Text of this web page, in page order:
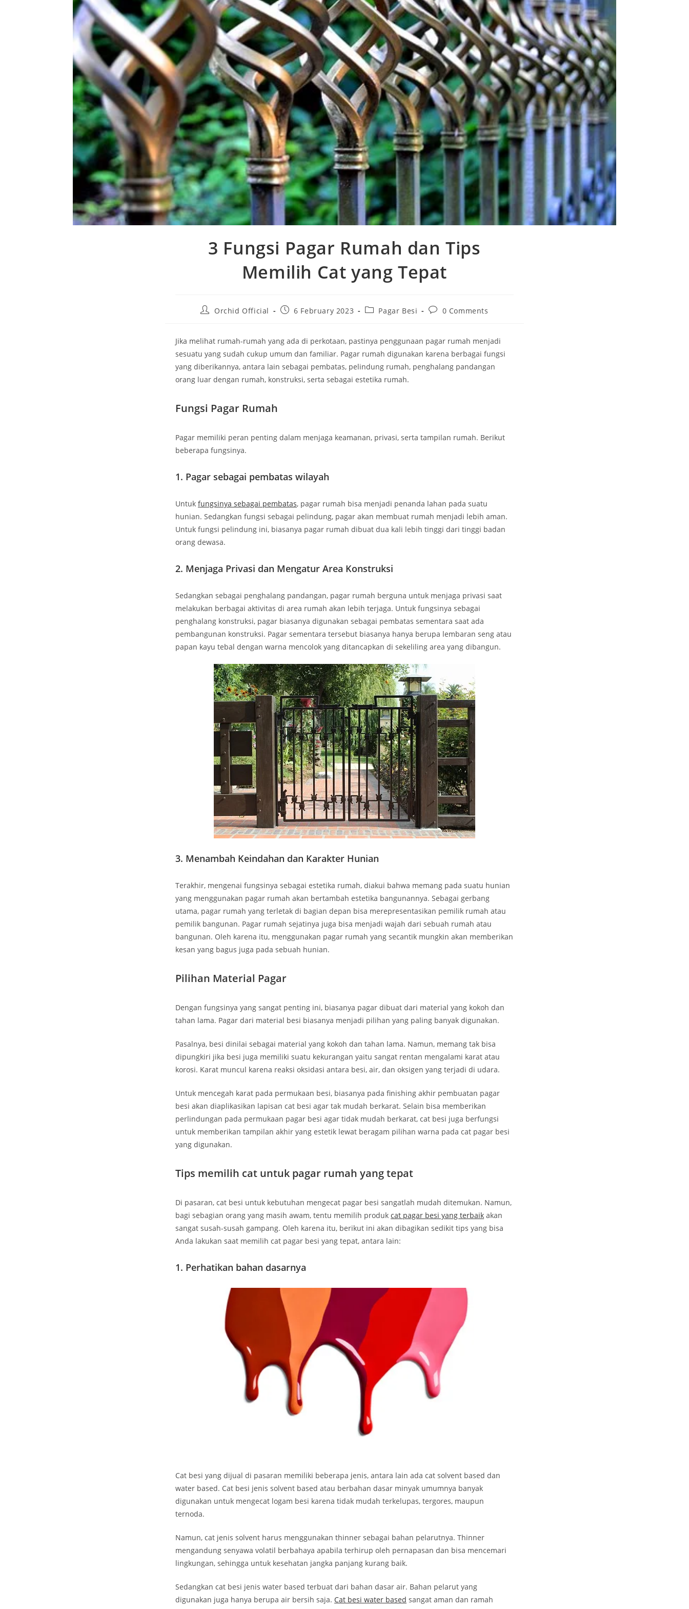
3 Fungsi Pagar Rumah dan Tips
Memilih Cat yang Tepat
PostOrchid Official
Post6 February 2023
PostPagar Besi
Post0 Comments
Jika melihat rumah-rumah yang ada di perkotaan, pastinya penggunaan pagar rumah menjadi
sesuatu yang sudah cukup umum dan familiar. Pagar rumah digunakan karena berbagai fungsi
yang diberikannya, antara lain sebagai pembatas, pelindung rumah, penghalang pandangan
orang luar dengan rumah, konstruksi, serta sebagai estetika rumah.
Fungsi Pagar Rumah
Pagar memiliki peran penting dalam menjaga keamanan, privasi, serta tampilan rumah. Berikut
beberapa fungsinya.
1. Pagar sebagai pembatas wilayah
Untuk fungsinya sebagai pembatas, pagar rumah bisa menjadi penanda lahan pada suatu
hunian. Sedangkan fungsi sebagai pelindung, pagar akan membuat rumah menjadi lebih aman.
Untuk fungsi pelindung ini, biasanya pagar rumah dibuat dua kali lebih tinggi dari tinggi badan
orang dewasa.
2. Menjaga Privasi dan Mengatur Area Konstruksi
Sedangkan sebagai penghalang pandangan, pagar rumah berguna untuk menjaga privasi saat
melakukan berbagai aktivitas di area rumah akan lebih terjaga. Untuk fungsinya sebagai
penghalang konstruksi, pagar biasanya digunakan sebagai pembatas sementara saat ada
pembangunan konstruksi. Pagar sementara tersebut biasanya hanya berupa lembaran seng atau
papan kayu tebal dengan warna mencolok yang ditancapkan di sekeliling area yang dibangun.
3. Menambah Keindahan dan Karakter Hunian
Terakhir, mengenai fungsinya sebagai estetika rumah, diakui bahwa memang pada suatu hunian
yang menggunakan pagar rumah akan bertambah estetika bangunannya. Sebagai gerbang
utama, pagar rumah yang terletak di bagian depan bisa merepresentasikan pemilik rumah atau
pemilik bangunan. Pagar rumah sejatinya juga bisa menjadi wajah dari sebuah rumah atau
bangunan. Oleh karena itu, menggunakan pagar rumah yang secantik mungkin akan memberikan
kesan yang bagus juga pada sebuah hunian.
Pilihan Material Pagar
Dengan fungsinya yang sangat penting ini, biasanya pagar dibuat dari material yang kokoh dan
tahan lama. Pagar dari material besi biasanya menjadi pilihan yang paling banyak digunakan.
Pasalnya, besi dinilai sebagai material yang kokoh dan tahan lama. Namun, memang tak bisa
dipungkiri jika besi juga memiliki suatu kekurangan yaitu sangat rentan mengalami karat atau
korosi. Karat muncul karena reaksi oksidasi antara besi, air, dan oksigen yang terjadi di udara.
Untuk mencegah karat pada permukaan besi, biasanya pada finishing akhir pembuatan pagar
besi akan diaplikasikan lapisan cat besi agar tak mudah berkarat. Selain bisa memberikan
perlindungan pada permukaan pagar besi agar tidak mudah berkarat, cat besi juga berfungsi
untuk memberikan tampilan akhir yang estetik lewat beragam pilihan warna pada cat pagar besi
yang digunakan.
Tips memilih cat untuk pagar rumah yang tepat
Di pasaran, cat besi untuk kebutuhan mengecat pagar besi sangatlah mudah ditemukan. Namun,
bagi sebagian orang yang masih awam, tentu memilih produk cat pagar besi yang terbaik akan
sangat susah-susah gampang. Oleh karena itu, berikut ini akan dibagikan sedikit tips yang bisa
Anda lakukan saat memilih cat pagar besi yang tepat, antara lain:
1. Perhatikan bahan dasarnya
Cat besi yang dijual di pasaran memiliki beberapa jenis, antara lain ada cat solvent based dan
water based. Cat besi jenis solvent based atau berbahan dasar minyak umumnya banyak
digunakan untuk mengecat logam besi karena tidak mudah terkelupas, tergores, maupun
ternoda.
Namun, cat jenis solvent harus menggunakan thinner sebagai bahan pelarutnya. Thinner
mengandung senyawa volatil berbahaya apabila terhirup oleh pernapasan dan bisa mencemari
lingkungan, sehingga untuk kesehatan jangka panjang kurang baik.
Sedangkan cat besi jenis water based terbuat dari bahan dasar air. Bahan pelarut yang
digunakan juga hanya berupa air bersih saja. Cat besi water based sangat aman dan ramah